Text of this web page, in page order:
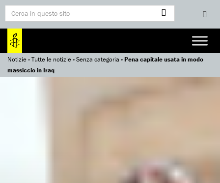
Notizie»Tutte le notizie»Senza categoria »Pena capitale usata in modo
massiccio in Iraq